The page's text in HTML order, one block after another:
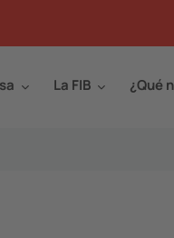
La FIB ¿Qué